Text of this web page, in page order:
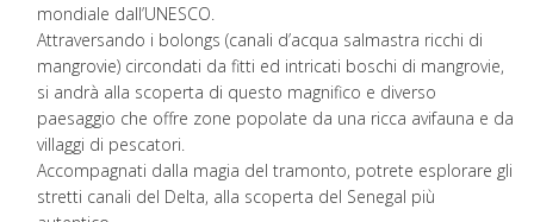
mondiale dall’UNESCO.
Attraversando i bolongs (canali d’acqua salmastra ricchi di
mangrovie) circondati da fitti ed intricati boschi di mangrovie,
si andrà alla scoperta di questo magnifico e diverso
paesaggio che offre zone popolate da una ricca avifauna e da
villaggi di pescatori.
Accompagnati dalla magia del tramonto, potrete esplorare gli
stretti canali del Delta, alla scoperta del Senegal più